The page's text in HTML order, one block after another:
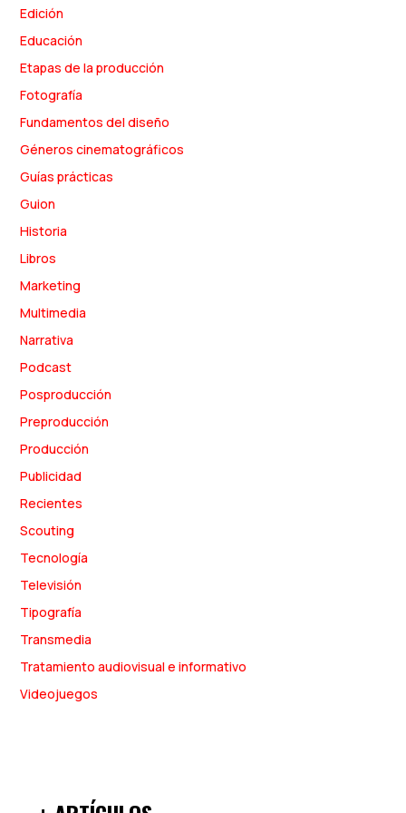
Edición
Educación
Etapas de la producción
Fotografía
Fundamentos del diseño
Géneros cinematográficos
Guías prácticas
Guion
Historia
Libros
Marketing
Multimedia
Narrativa
Podcast
Posproducción
Preproducción
Producción
Publicidad
Recientes
Scouting
Tecnología
Televisión
Tipografía
Transmedia
Tratamiento audiovisual e informativo
Videojuegos